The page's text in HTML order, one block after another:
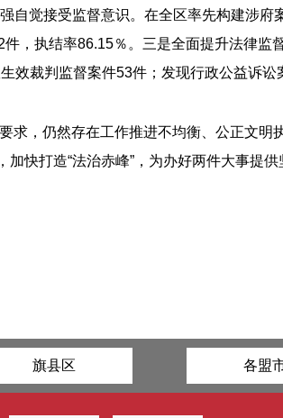
觉接受监督意识。在全区率先构建涉府
，执结率86.15％。三是全面提升法律监
裁判监督案件53件；发现行政公益诉
，仍然存在工作推进不均衡、公正文
快打造“法治赤峰”，为办好两件大事提供
旗县区 各盟